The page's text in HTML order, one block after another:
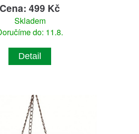
Cena: 499 Kč
Skladem
do: 11.8.
Detail